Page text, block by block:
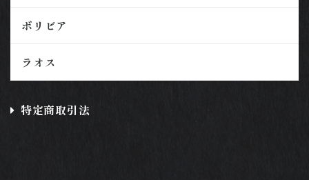
ボリビア
ラオス
特定商取引法